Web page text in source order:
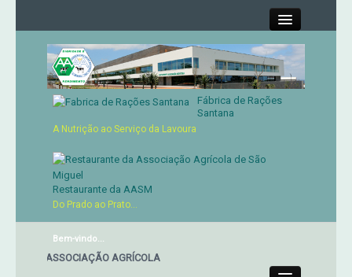
Contactos
Serviços
Fábrica de Rações
Santana
A Nutrição ao Serviço da Lavoura
Restaurante da AASM
Do Prado ao Prato...
Bem-vindo...
DA ASSOCIAÇÃO AGRÍCOLA